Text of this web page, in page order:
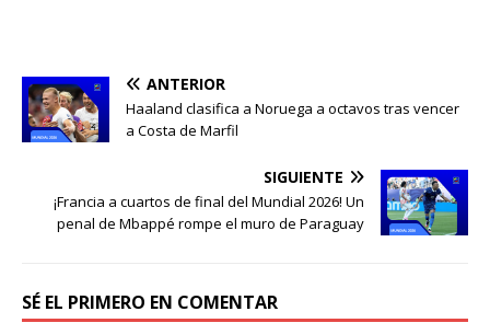
ANTERIOR
Haaland clasifica a Noruega a octavos tras vencer
a Costa de Marfil
SIGUIENTE
¡Francia a cuartos de final del Mundial 2026! Un
penal de Mbappé rompe el muro de Paraguay
SÉ EL PRIMERO EN COMENTAR